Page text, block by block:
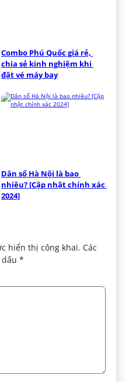
Combo Phú Quốc giá rẻ,
chia sẻ kinh nghiệm khi
đặt vé máy bay
Dân số Hà Nội là bao
nhiêu? [Cập nhật chính xác
2024]
hiển thị công khai. Các
dấu*